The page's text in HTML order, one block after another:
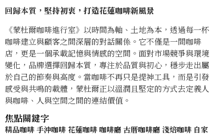
回歸本質， 堅持初衷，打造花蓮咖啡新風景
《蒙杜爾咖啡進行室》以時間為軸、土地為本，透過每一杯
咖啡建立與顧客之間深層的對話關係。它不僅是一間咖啡
店，更是一個承載記憶與情感的空間。面對市場競爭與環境
變化，品牌選擇回歸本質，專注於品質與初心，穩步走出屬
於自己的節奏與高度。當咖啡不再只是提神工具，而是引發
感受與共鳴的載體，蒙杜爾正以溫潤且堅定的方式去定義人
與咖啡、人與空間之間的連結價值。
焦點關鍵字
精品咖啡 手沖咖啡 花蓮咖啡 咖啡廳 古厝咖啡廳 淺焙咖啡 自家